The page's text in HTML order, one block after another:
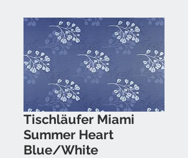
Tischläufer Miami
Summer Heart
Blue/White